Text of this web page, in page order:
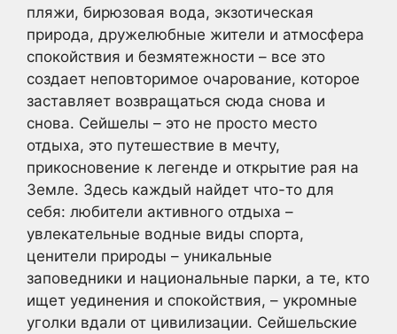
пляжи, бирюзовая вода, экзотическая
природа, дружелюбные жители и атмосфера
спокойствия и безмятежности – все это
создает неповторимое очарование, которое
заставляет возвращаться сюда снова и
снова. Сейшелы – это не просто место
отдыха, это путешествие в мечту,
прикосновение к легенде и открытие рая на
Земле. Здесь каждый найдет что-то для
себя: любители активного отдыха –
увлекательные водные виды спорта,
ценители природы – уникальные
заповедники и национальные парки, а те, кто
ищет уединения и спокойствия, – укромные
уголки вдали от цивилизации. Сейшельские